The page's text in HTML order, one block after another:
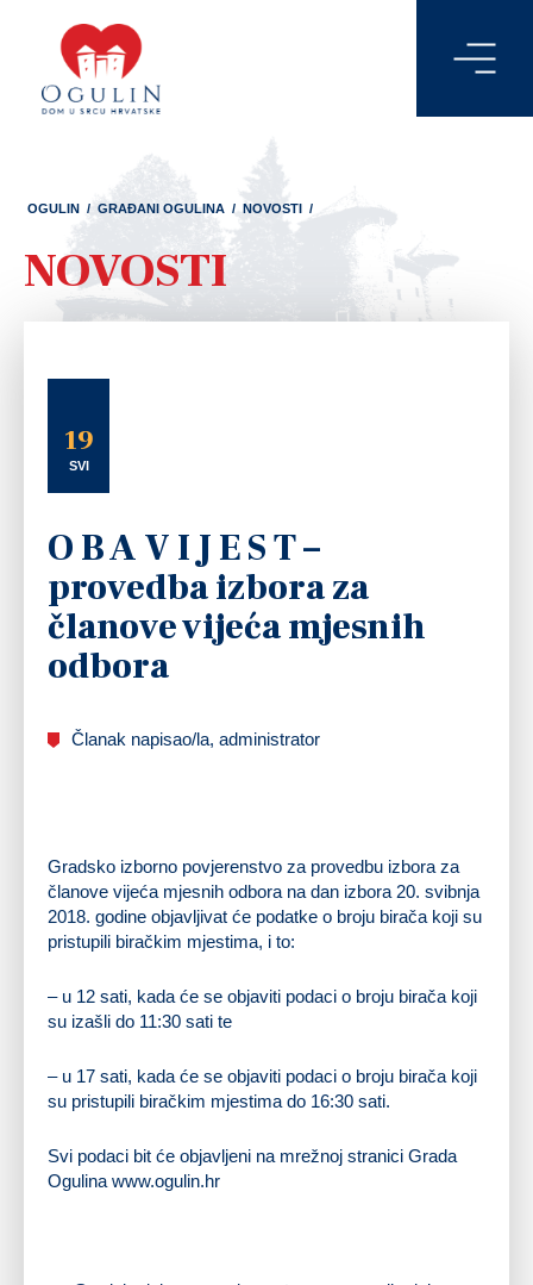
OGULIN / GRAĐANI OGULINA / NOVOSTI /
NOVOSTI
19
SVI
O B A V I J E S T –
provedba izbora za
članove vijeća mjesnih
odbora
Članak napisao/la, administrator
Gradsko izborno povjerenstvo za provedbu izbora za
članove vijeća mjesnih odbora na dan izbora 20. svibnja
2018. godine objavljivat će podatke o broju birača koji su
pristupili biračkim mjestima, i to:
– u 12 sati, kada će se objaviti podaci o broju birača koji
su izašli do 11:30 sati te
– u 17 sati, kada će se objaviti podaci o broju birača koji
su pristupili biračkim mjestima do 16:30 sati.
Svi podaci bit će objavljeni na mrežnoj stranici Grada
Ogulina www.ogulin.hr